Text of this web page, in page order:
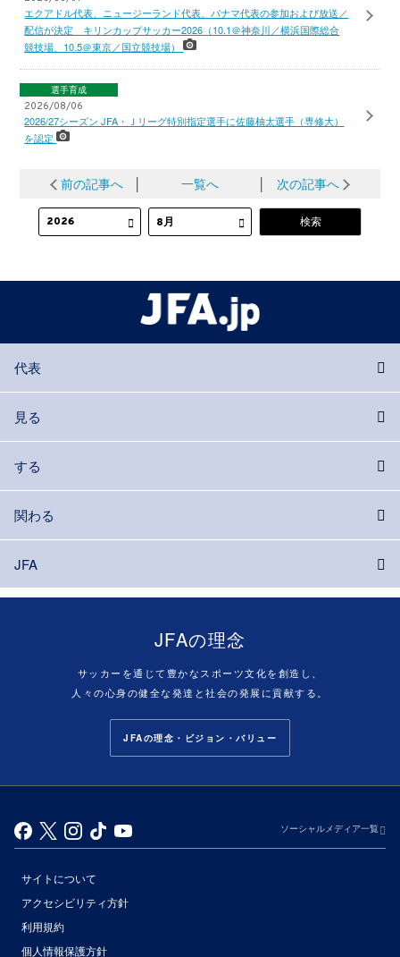
エクアドル代表、ニュージーランド代表、パナマ代表の参加および放送／
配信が決定 キリンカップサッカー2026（10.1＠神奈川／横浜国際総合
競技場、10.5＠東京／国立競技場）
選手育成
2026/08/06
2026/27シーズン JFA・Ｊリーグ特別指定選手に佐藤柚太選手（専修大）
を認定
前の記事へ 一覧へ 次の記事へ
代表
見る
する
関わる
JFA
JFAの理念
サッカーを通じて豊かなスポーツ文化を創造し、
人々の心身の健全な発達と社会の発展に貢献する。
JFAの理念・ビジョン・バリュー
ソーシャルメディア一覧
サイトについて
アクセシビリティ方針
利用規約
個人情報保護方針